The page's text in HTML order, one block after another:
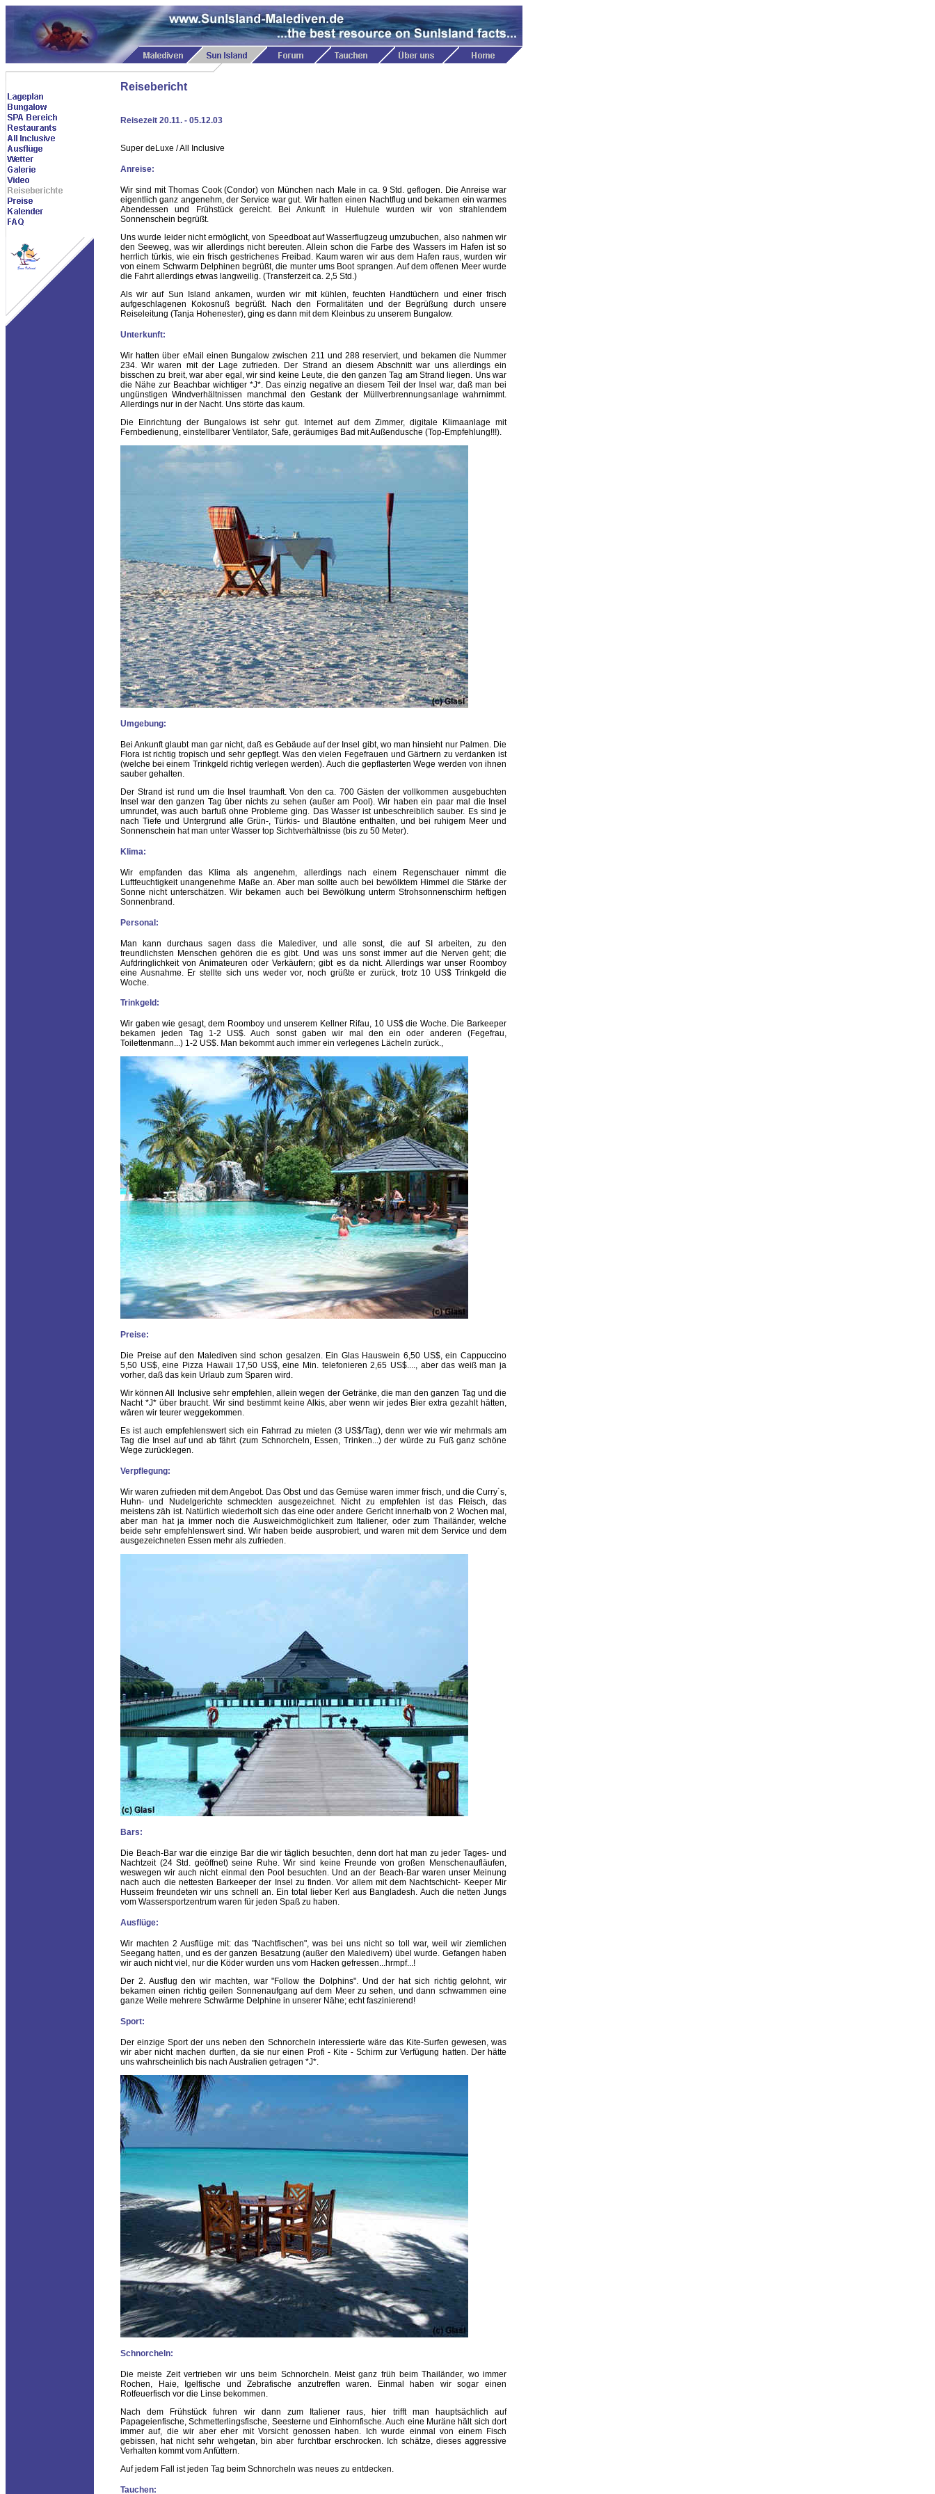
Reisebericht
Reisezeit 20.11. - 05.12.03
Super deLuxe / All Inclusive
Anreise:
Wir sind mit Thomas Cook (Condor) von München nach Male in ca. 9 Std. geflogen. Die Anreise war
eigentlich ganz angenehm, der Service war gut. Wir hatten einen Nachtflug und bekamen ein warmes
Abendessen und Frühstück gereicht. Bei Ankunft in Hulehule wurden wir von strahlendem
Sonnenschein begrüßt.
Uns wurde leider nicht ermöglicht, von Speedboat auf Wasserflugzeug umzubuchen, also nahmen wir
den Seeweg, was wir allerdings nicht bereuten. Allein schon die Farbe des Wassers im Hafen ist so
herrlich türkis, wie ein frisch gestrichenes Freibad. Kaum waren wir aus dem Hafen raus, wurden wir
von einem Schwarm Delphinen begrüßt, die munter ums Boot sprangen. Auf dem offenen Meer wurde
die Fahrt allerdings etwas langweilig. (Transferzeit ca. 2,5 Std.)
Als wir auf Sun Island ankamen, wurden wir mit kühlen, feuchten Handtüchern und einer frisch
aufgeschlagenen Kokosnuß begrüßt. Nach den Formalitäten und der Begrüßung durch unsere
Reiseleitung (Tanja Hohenester), ging es dann mit dem Kleinbus zu unserem Bungalow.
Unterkunft:
Wir hatten über eMail einen Bungalow zwischen 211 und 288 reserviert, und bekamen die Nummer
234. Wir waren mit der Lage zufrieden. Der Strand an diesem Abschnitt war uns allerdings ein
bisschen zu breit, war aber egal, wir sind keine Leute, die den ganzen Tag am Strand liegen. Uns war
die Nähe zur Beachbar wichtiger *J*. Das einzig negative an diesem Teil der Insel war, daß man bei
ungünstigen Windverhältnissen manchmal den Gestank der Müllverbrennungsanlage wahrnimmt.
Allerdings nur in der Nacht. Uns störte das kaum.
Die Einrichtung der Bungalows ist sehr gut. Internet auf dem Zimmer, digitale Klimaanlage mit
Fernbedienung, einstellbarer Ventilator, Safe, geräumiges Bad mit Außendusche (Top-Empfehlung!!!).
Umgebung:
Bei Ankunft glaubt man gar nicht, daß es Gebäude auf der Insel gibt, wo man hinsieht nur Palmen. Die
Flora ist richtig tropisch und sehr gepflegt. Was den vielen Fegefrauen und Gärtnern zu verdanken ist
(welche bei einem Trinkgeld richtig verlegen werden). Auch die gepflasterten Wege werden von ihnen
sauber gehalten.
Der Strand ist rund um die Insel traumhaft. Von den ca. 700 Gästen der vollkommen ausgebuchten
Insel war den ganzen Tag über nichts zu sehen (außer am Pool). Wir haben ein paar mal die Insel
umrundet, was auch barfuß ohne Probleme ging. Das Wasser ist unbeschreiblich sauber. Es sind je
nach Tiefe und Untergrund alle Grün-, Türkis- und Blautöne enthalten, und bei ruhigem Meer und
Sonnenschein hat man unter Wasser top Sichtverhältnisse (bis zu 50 Meter).
Klima:
Wir empfanden das Klima als angenehm, allerdings nach einem Regenschauer nimmt die
Luftfeuchtigkeit unangenehme Maße an. Aber man sollte auch bei bewölktem Himmel die Stärke der
Sonne nicht unterschätzen. Wir bekamen auch bei Bewölkung unterm Strohsonnenschirm heftigen
Sonnenbrand.
Personal:
Man kann durchaus sagen dass die Malediver, und alle sonst, die auf SI arbeiten, zu den
freundlichsten Menschen gehören die es gibt. Und was uns sonst immer auf die Nerven geht; die
Aufdringlichkeit von Animateuren oder Verkäufern; gibt es da nicht. Allerdings war unser Roomboy
eine Ausnahme. Er stellte sich uns weder vor, noch grüßte er zurück, trotz 10 US$ Trinkgeld die
Woche.
Trinkgeld:
Wir gaben wie gesagt, dem Roomboy und unserem Kellner Rifau, 10 US$ die Woche. Die Barkeeper
bekamen jeden Tag 1-2 US$. Auch sonst gaben wir mal den ein oder anderen (Fegefrau,
Toilettenmann...) 1-2 US$. Man bekommt auch immer ein verlegenes Lächeln zurück.,
Preise:
Die Preise auf den Malediven sind schon gesalzen. Ein Glas Hauswein 6,50 US$, ein Cappuccino
5,50 US$, eine Pizza Hawaii 17,50 US$, eine Min. telefonieren 2,65 US$...., aber das weiß man ja
vorher, daß das kein Urlaub zum Sparen wird.
Wir können All Inclusive sehr empfehlen, allein wegen der Getränke, die man den ganzen Tag und die
Nacht *J* über braucht. Wir sind bestimmt keine Alkis, aber wenn wir jedes Bier extra gezahlt hätten,
wären wir teurer weggekommen.
Es ist auch empfehlenswert sich ein Fahrrad zu mieten (3 US$/Tag), denn wer wie wir mehrmals am
Tag die Insel auf und ab fährt (zum Schnorcheln, Essen, Trinken...) der würde zu Fuß ganz schöne
Wege zurücklegen.
Verpflegung:
Wir waren zufrieden mit dem Angebot. Das Obst und das Gemüse waren immer frisch, und die Curry´s,
Huhn- und Nudelgerichte schmeckten ausgezeichnet. Nicht zu empfehlen ist das Fleisch, das
meistens zäh ist. Natürlich wiederholt sich das eine oder andere Gericht innerhalb von 2 Wochen mal,
aber man hat ja immer noch die Ausweichmöglichkeit zum Italiener, oder zum Thailänder, welche
beide sehr empfehlenswert sind. Wir haben beide ausprobiert, und waren mit dem Service und dem
ausgezeichneten Essen mehr als zufrieden.
Bars:
Die Beach-Bar war die einzige Bar die wir täglich besuchten, denn dort hat man zu jeder Tages- und
Nachtzeit (24 Std. geöffnet) seine Ruhe. Wir sind keine Freunde von großen Menschenaufläufen,
weswegen wir auch nicht einmal den Pool besuchten. Und an der Beach-Bar waren unser Meinung
nach auch die nettesten Barkeeper der Insel zu finden. Vor allem mit dem Nachtschicht- Keeper Mir
Husseim freundeten wir uns schnell an. Ein total lieber Kerl aus Bangladesh. Auch die netten Jungs
vom Wassersportzentrum waren für jeden Spaß zu haben.
Ausflüge:
Wir machten 2 Ausflüge mit: das "Nachtfischen", was bei uns nicht so toll war, weil wir ziemlichen
Seegang hatten, und es der ganzen Besatzung (außer den Maledivern) übel wurde. Gefangen haben
wir auch nicht viel, nur die Köder wurden uns vom Hacken gefressen...hrmpf...!
Der 2. Ausflug den wir machten, war "Follow the Dolphins". Und der hat sich richtig gelohnt, wir
bekamen einen richtig geilen Sonnenaufgang auf dem Meer zu sehen, und dann schwammen eine
ganze Weile mehrere Schwärme Delphine in unserer Nähe; echt faszinierend!
Sport:
Der einzige Sport der uns neben den Schnorcheln interessierte wäre das Kite-Surfen gewesen, was
wir aber nicht machen durften, da sie nur einen Profi - Kite - Schirm zur Verfügung hatten. Der hätte
uns wahrscheinlich bis nach Australien getragen *J*.
Schnorcheln:
Die meiste Zeit vertrieben wir uns beim Schnorcheln. Meist ganz früh beim Thailänder, wo immer
Rochen, Haie, Igelfische und Zebrafische anzutreffen waren. Einmal haben wir sogar einen
Rotfeuerfisch vor die Linse bekommen.
Nach dem Frühstück fuhren wir dann zum Italiener raus, hier trifft man hauptsächlich auf
Papageienfische, Schmetterlingsfische, Seesterne und Einhornfische. Auch eine Muräne hält sich dort
immer auf, die wir aber eher mit Vorsicht genossen haben. Ich wurde einmal von einem Fisch
gebissen, hat nicht sehr wehgetan, bin aber furchtbar erschrocken. Ich schätze, dieses aggressive
Verhalten kommt vom Anfüttern.
Auf jedem Fall ist jeden Tag beim Schnorcheln was neues zu entdecken.
Tauchen: